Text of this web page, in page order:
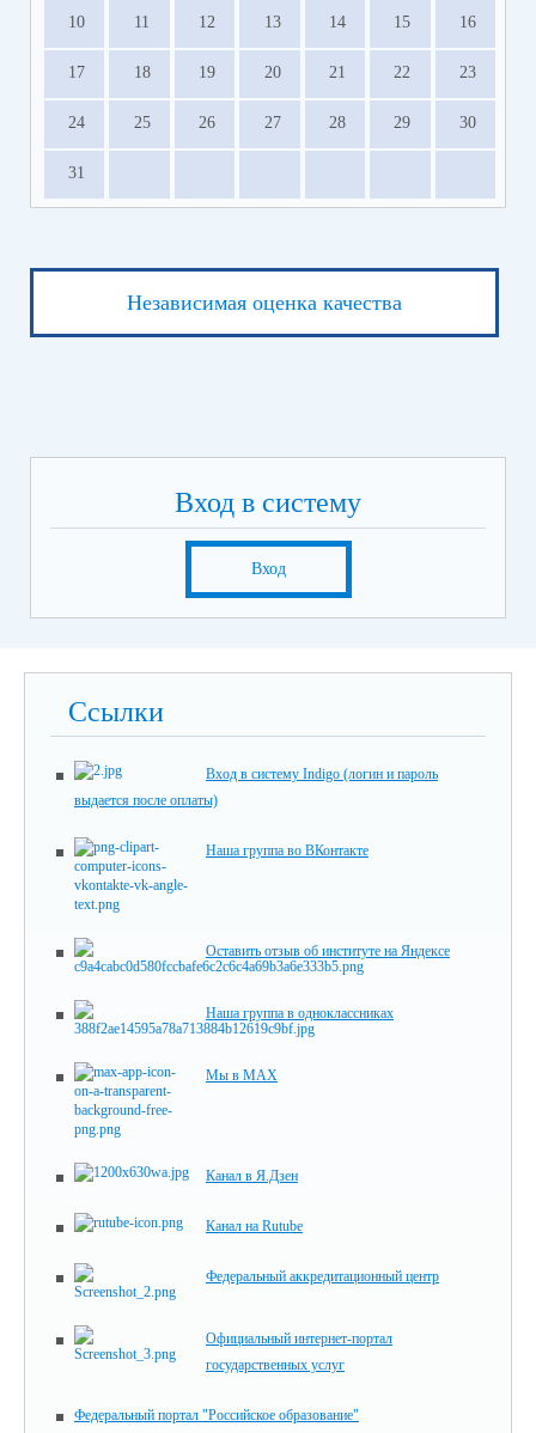
10 11 12 13 14 15 16
17 18 19 20 21 22 23
24 25 26 27 28 29 30
31
Независимая оценка качества
Вход в систему
Вход
Ссылки
Вход в систему Indigo (логин и пароль
выдается после оплаты)
Наша группа во ВКонтакте
Оставить отзыв об институте на Яндексе
Наша группа в одноклассниках
Мы в MAX
Канал в Я.Дзен
Канал на Rutube
Федеральный аккредитационный центр
Официальный интернет-портал
государственных услуг
Федеральный портал "Российское образование"